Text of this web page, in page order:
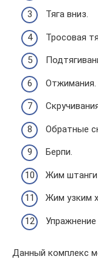
Тяга вниз.
Тросовая
Отжимания.
Обратные
Берпи.
Жим штанги
Жим узким
Данный комплекс